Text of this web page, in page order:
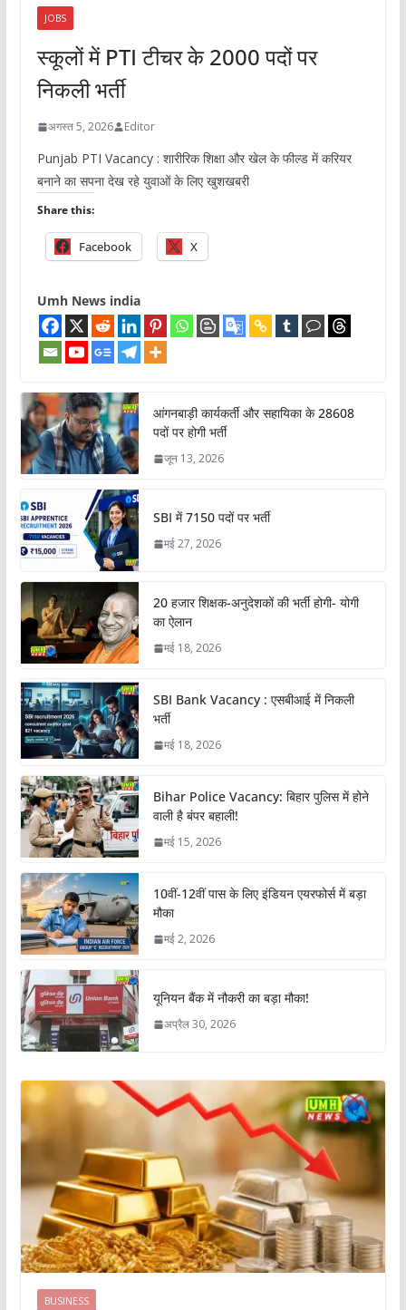
JOBS
स्कूलों में PTI टीचर के 2000 पदों पर
निकली भर्ती
अगस्त 5, 2026 Editor
Punjab PTI Vacancy : शारीरिक शिक्षा और खेल के फील्ड में करियर
बनाने का सपना देख रहे युवाओं के लिए खुशखबरी
Share this:
Facebook X
Umh News india
आंगनबाड़ी कार्यकर्ती और सहायिका के 28608
पदों पर होगी भर्ती
जून 13, 2026
SBI में 7150 पदों पर भर्ती
मई 27, 2026
20 हजार शिक्षक-अनुदेशकों की भर्ती होगी- योगी
का ऐलान
मई 18, 2026
SBI Bank Vacancy : एसबीआई में निकली
भर्ती
मई 18, 2026
Bihar Police Vacancy: बिहार पुलिस में होने
वाली है बंपर बहाली!
मई 15, 2026
10वीं-12वीं पास के लिए इंडियन एयरफोर्स में बड़ा
मौका
मई 2, 2026
यूनियन बैंक में नौकरी का बड़ा मौका!
अप्रैल 30, 2026
BUSINESS